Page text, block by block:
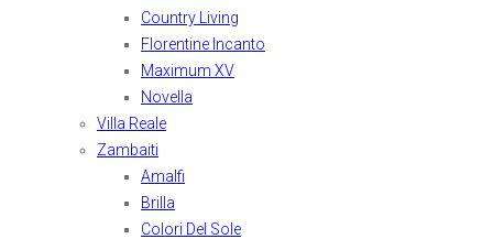
Country Living
Florentine Incanto
Maximum XV
Novella
Villa Reale
Zambaiti
Amalfi
Brilla
Colori Del Sole